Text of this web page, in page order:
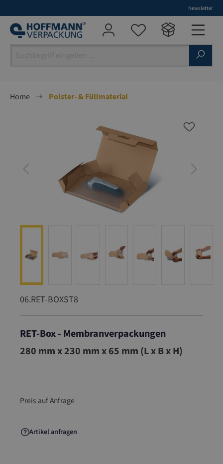
Newsletter
Home
Polster- & Füllmaterial
06.RET-BOXST8
RET-Box - Membranverpackungen
06.RET-BOXST8
280 mm x 230 mm x 65 mm (L x B x H)
Preis auf Anfrage
Artikel anfragen